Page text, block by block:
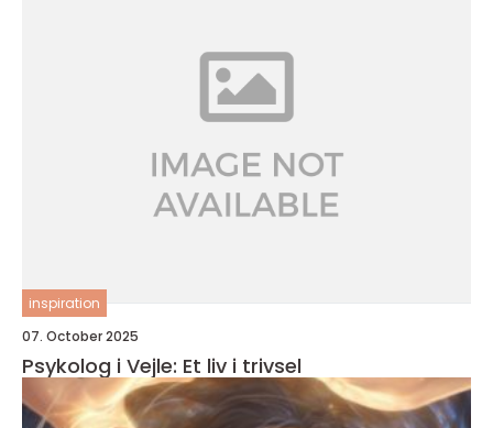
inspiration
07. October 2025
Psykolog i Vejle: Et liv i trivsel